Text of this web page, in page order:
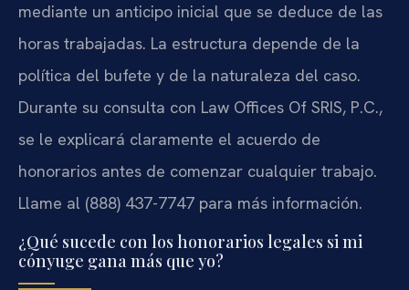
mediante un anticipo inicial que se deduce de las
horas trabajadas. La estructura depende de la
política del bufete y de la naturaleza del caso.
Durante su consulta con Law Offices Of SRIS, P.C.,
se le explicará claramente el acuerdo de
honorarios antes de comenzar cualquier trabajo.
Llame al (888) 437-7747 para más información.
¿Qué sucede con los honorarios legales si mi
cónyuge gana más que yo?